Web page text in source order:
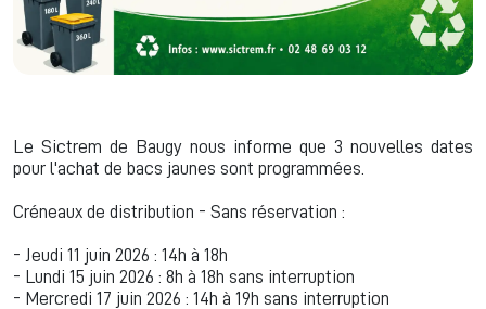
Le Sictrem de Baugy nous informe que 3 nouvelles dates
pour l'achat de bacs jaunes sont programmées.
Créneaux de distribution - Sans réservation :
- Jeudi 11 juin 2026 : 14h à 18h
- Lundi 15 juin 2026 : 8h à 18h sans interruption
- Mercredi 17 juin 2026 : 14h à 19h sans interruption